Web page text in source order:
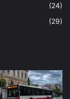
(24)
(29)